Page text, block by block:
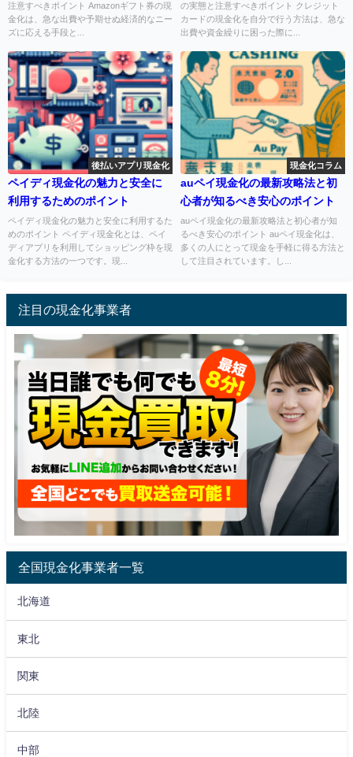
注意すべきポイント Amazonギフト券の現
金化は、急な出費や予期せぬ経済的なニー
ズに応える手段と...
の実態と注意すべきポイント クレジット
カードの現金化を自分で行う方法は、急な
出費や資金繰りに困った際に...
後払いアプリ現金化
ペイディ現金化の魅力と安全に
利用するためのポイント
ペイディ現金化の魅力と安全に利用するた
めのポイント ペイディ現金化とは、ペイ
ディアプリを利用してショッピング枠を現
金化する方法の一つです。現...
現金化コラム
auペイ現金化の最新攻略法と初
心者が知るべき安心のポイント
auペイ現金化の最新攻略法と初心者が知
るべき安心のポイント auペイ現金化は、
多くの人にとって現金を手軽に得る方法と
して注目されています。し...
注目の現金化事業者
全国現金化事業者一覧
北海道
東北
関東
北陸
中部